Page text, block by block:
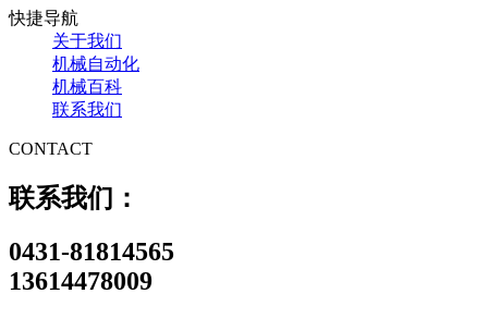
快捷导航
关于我们
机械自动化
机械百科
联系我们
CONTACT
联系我们：
0431-81814565
13614478009